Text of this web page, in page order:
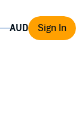
Sign In